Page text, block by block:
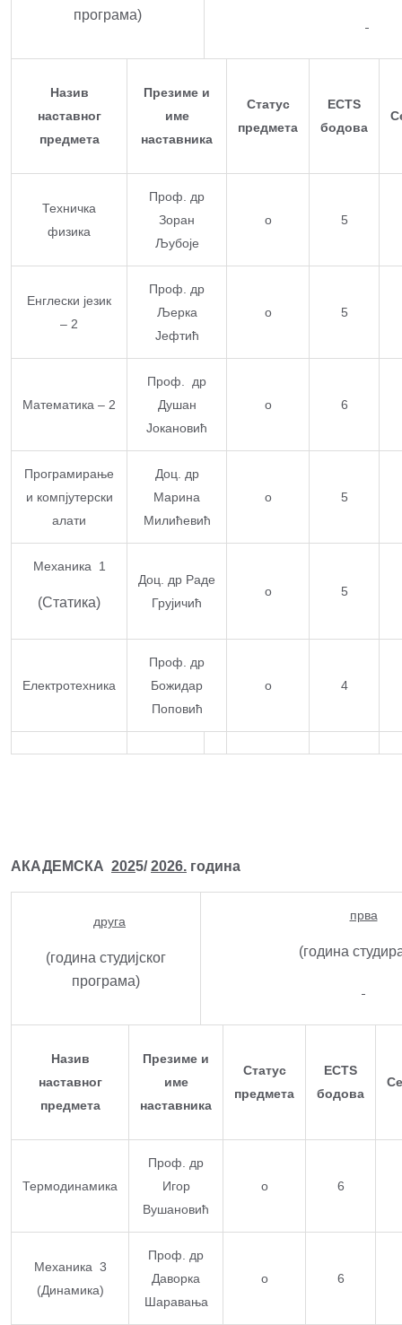
програма)
Назив
наставног
предмета
Презиме и
име
наставника
Статус
предмета
ECTS
бодова
Техничка
физика
Проф. др
Зоран
Љубоје
о 5
Енглески језик
– 2
Проф. др
Љерка
Јефтић
о 5
Математика – 2
Проф. др
Душан
Јокановић
о 6
Програмирање
и компјутерски
алати
Доц. др
Марина
Милићевић
о 5
Механика 1
(Статика)
Доц. др Раде
Грујичић
о 5
Електротехника
Проф. др
Божидар
Поповић
о 4
АКАДЕМСКА 2025/2026. година
друга
(година студијског
програма)
прва
(година
Назив
наставног
предмета
Презиме и
име
наставника
Статус
предмета
ECTS
бодова
Термодинамика
Проф. др
Игор
Вушановић
о 6
Механика 3
(Динамика)
Проф. др
Даворка
Шаравања
о 6